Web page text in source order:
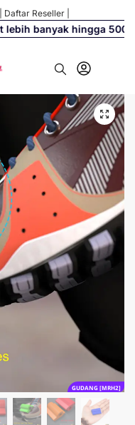
Daftar Reseller
banyak hingga 500%
GUDANG [MRH2]